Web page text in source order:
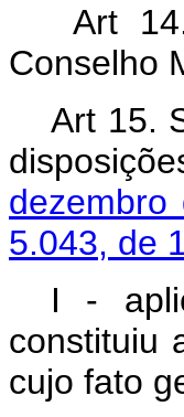
Art
Conselho
Art 15.
dezembro
5.043, de
I -
constituiu
cujo fato